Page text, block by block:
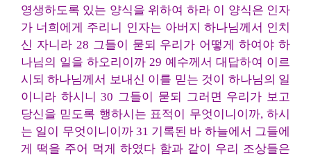
영생하도록 있는 양식을 위하여 하라 이 양식은 인자
가 너희에게 주리니 인자는 아버지 하나님께서 인치
신 자니라 28 그들이 묻되 우리가 어떻게 하여야 하
나님의 일을 하오리이까 29 예수께서 대답하여 이르
시되 하나님께서 보내신 이를 믿는 것이 하나님의 일
이니라 하시니 30 그들이 묻되 그러면 우리가 보고
당신을 믿도록 행하시는 표적이 무엇이니이까, 하시
는 일이 무엇이니이까 31 기록된 바 하늘에서 그들에
게 떡을 주어 먹게 하였다 함과 같이 우리 조상들은